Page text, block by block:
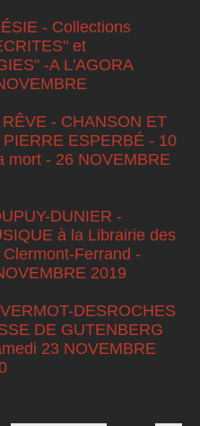
- Collections
et
-A L'AGORA
- CHANSON ET
ESPERBÉ - 10
mort - 26 NOVEMBRE
DUNIER -
à la Librairie des
Ferrand -
2019
DESROCHES
DE GUTENBERG
23 NOVEMBRE